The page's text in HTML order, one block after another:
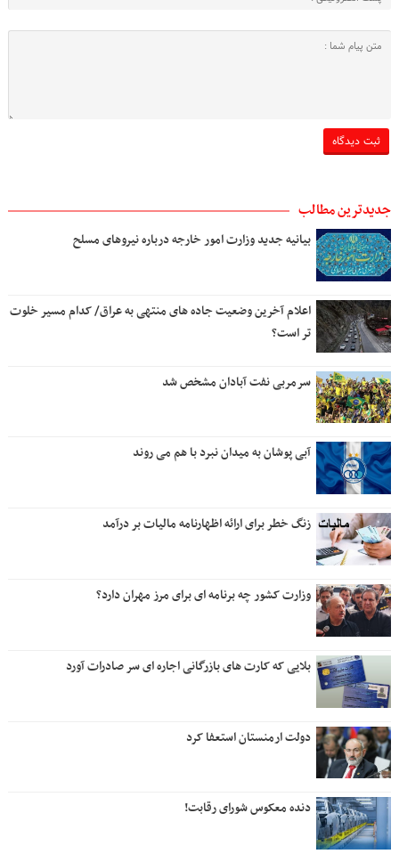
جدیدترین مطالب
بیانیه جدید وزارت امور خارجه درباره نیروهای مسلح
اعلام آخرین وضعیت جاده های منتهی به عراق/ کدام مسیر خلوت
تر است؟
سرمربی نفت آبادان مشخص شد
آبی پوشان به میدان نبرد با هم می روند
زنگ خطر برای ارائه اظهارنامه مالیات بر درآمد
وزارت کشور چه برنامه ای برای مرز مهران دارد؟
بلایی که کارت های بازرگانی اجاره ای سر صادرات آورد
دولت ارمنستان استعفا کرد
دنده معکوس شورای رقابت!